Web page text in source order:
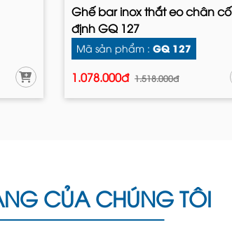
Ghế bar inox thắt eo chân cố
định GQ 127
Mã sản phẩm : GQ 127
1.078.000đ 1.518.000đ
CỦA CHÚNG TÔI